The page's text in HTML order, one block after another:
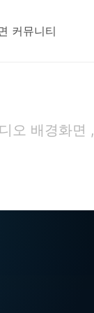
커뮤니티
오 배경화면